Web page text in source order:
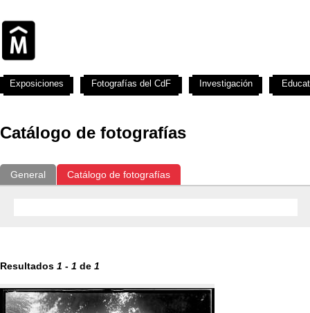
Catálogo de fotografías
General Catálogo de fotografías
Resultados 1 - 1 de 1
Exposiciones Fotografías del CdF Investigación